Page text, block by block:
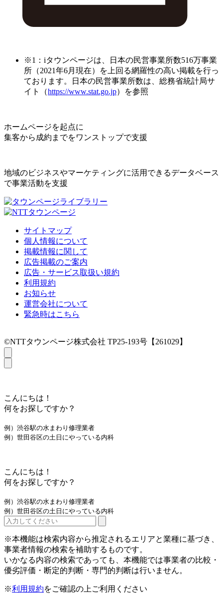
※1：iタウンページは、日本の民営事業所数516万事業
所（2021年6月現在）を上回る網羅性の高い掲載を行っ
ております。日本の民営事業所数は、総務省統計局サ
イト（https://www.stat.go.jp）を参照
ホームページを起点に
集客から成約までをワンストップで支援
地域のビジネスやマーケティングに活用できるデータベース
で事業活動を支援
サイトマップ
個人情報について
掲載情報に関して
広告掲載のご案内
広告・サービス取扱い規約
利用規約
お知らせ
運営会社について
緊急時はこちら
©NTTタウンページ株式会社 TP25-193号【261029】
こんにちは！
何をお探しですか？
例）渋谷駅の水まわり修理業者
例）世田谷区の土日にやっている内科
こんにちは！
何をお探しですか？
例）渋谷駅の水まわり修理業者
例）世田谷区の土日にやっている内科
※本機能は検索内容から推定されるエリアと業種に基づき、
事業者情報の検索を補助するものです。
いかなる内容の検索であっても、本機能では事業者の比較・
優劣評価・断定的判断・専門的判断は行いません。
※利用規約をご確認の上ご利用ください